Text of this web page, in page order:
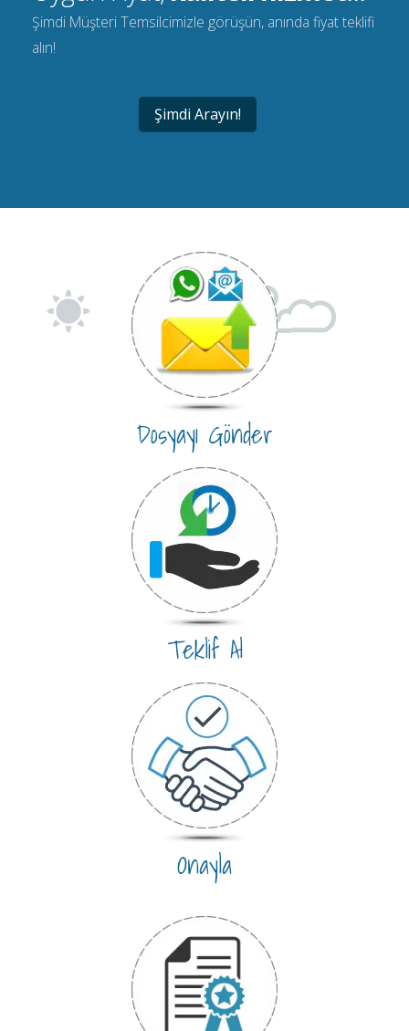
Şimdi Müşteri Temsilcimizle görüşün, anında fiyat teklifi
alın!
Şimdi Arayın!
Dosyayı Gönder
Teklif Al
Onayla